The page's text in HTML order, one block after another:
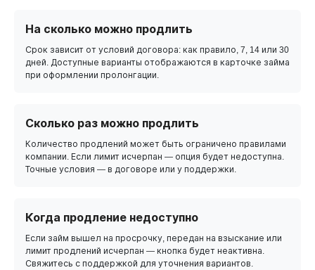
На сколько можно продлить
Срок зависит от условий договора: как правило, 7, 14 или 30
дней. Доступные варианты отображаются в карточке займа
при оформлении пролонгации.
Сколько раз можно продлить
Количество продлений может быть ограничено правилами
компании. Если лимит исчерпан — опция будет недоступна.
Точные условия — в договоре или у поддержки.
Когда продление недоступно
Если займ вышел на просрочку, передан на взыскание или
лимит продлений исчерпан — кнопка будет неактивна.
Свяжитесь с поддержкой для уточнения вариантов.